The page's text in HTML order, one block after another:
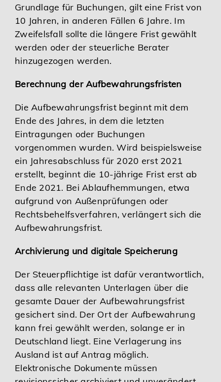
Grundlage für Buchungen, gilt eine Frist von
10 Jahren, in anderen Fällen 6 Jahre. Im
Zweifelsfall sollte die längere Frist gewählt
werden oder der steuerliche Berater
hinzugezogen werden.
Berechnung der Aufbewahrungsfristen
Die Aufbewahrungsfrist beginnt mit dem
Ende des Jahres, in dem die letzten
Eintragungen oder Buchungen
vorgenommen wurden. Wird beispielsweise
ein Jahresabschluss für 2020 erst 2021
erstellt, beginnt die 10-jährige Frist erst ab
Ende 2021. Bei Ablaufhemmungen, etwa
aufgrund von Außenprüfungen oder
Rechtsbehelfsverfahren, verlängert sich die
Aufbewahrungsfrist.
Archivierung und digitale Speicherung
Der Steuerpflichtige ist dafür verantwortlich,
dass alle relevanten Unterlagen über die
gesamte Dauer der Aufbewahrungsfrist
gesichert sind. Der Ort der Aufbewahrung
kann frei gewählt werden, solange er in
Deutschland liegt. Eine Verlagerung ins
Ausland ist auf Antrag möglich.
Elektronische Dokumente müssen